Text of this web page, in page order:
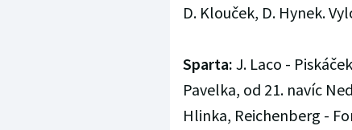
D. Klouček, D. Hynek.
Sparta: J. Laco -
Pavelka, od 21. navíc
Hlinka, Reichenberg -